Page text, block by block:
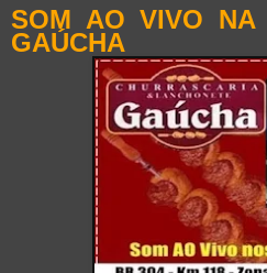
SOM AO VIVO NA
GAÚCHA